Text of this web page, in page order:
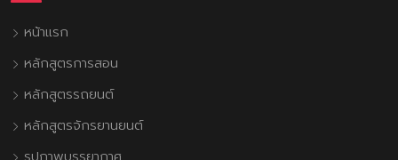
หน้าแรก
หลักสูตรการสอน
หลักสูตรรถยนต์
หลักสูตรจักรยานยนต์